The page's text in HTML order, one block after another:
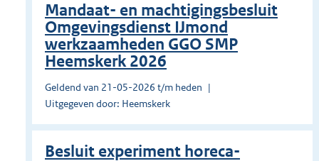
Mandaat- en machtigingsbesluit
Omgevingsdienst IJmond
werkzaamheden GGO SMP
Heemskerk 2026
Geldend van 21-05-2026 t/m heden
Uitgegeven door: Heemskerk
Besluit experiment horeca-